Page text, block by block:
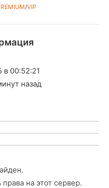
/VIP
в 00:52:21
назад
на этот сервер.